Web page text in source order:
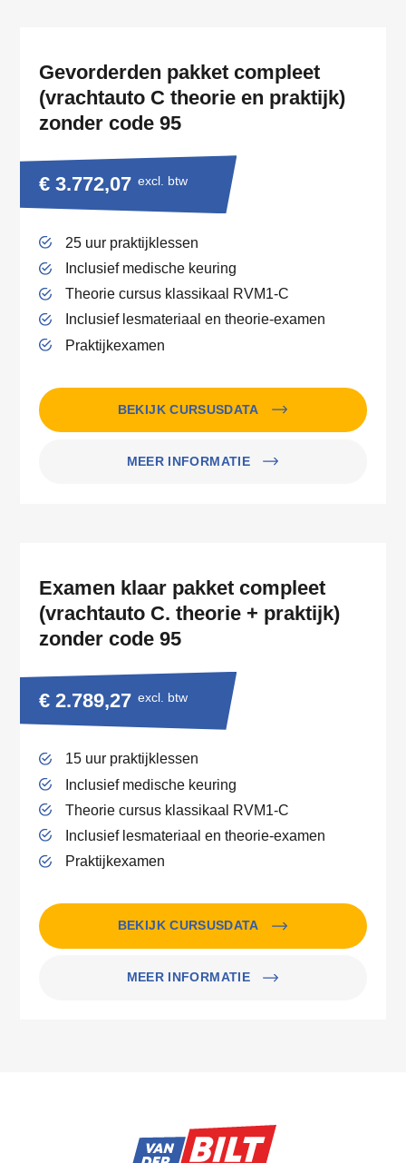
Gevorderden pakket compleet
(vrachtauto C theorie en praktijk)
zonder code 95
€ 3.772,07 excl. btw
25 uur praktijklessen
Inclusief medische keuring
Theorie cursus klassikaal RVM1-C
Inclusief lesmateriaal en theorie-examen
Praktijkexamen
BEKIJK CURSUSDATA
MEER INFORMATIE
Examen klaar pakket compleet
(vrachtauto C. theorie + praktijk)
zonder code 95
€ 2.789,27 excl. btw
15 uur praktijklessen
Inclusief medische keuring
Theorie cursus klassikaal RVM1-C
Inclusief lesmateriaal en theorie-examen
Praktijkexamen
BEKIJK CURSUSDATA
MEER INFORMATIE